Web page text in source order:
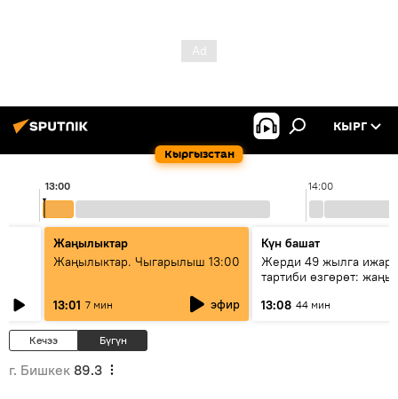
Кыргызстан
КЫРГ
14:00
13:00
Жаңылыктар
Жаңылыктар. Чыгарылыш 13:00
13:01 7 мин эфир
Күн башат
Жерди 49 жылга
тартиби өзгөрөт: жаңы
13:08 44 мин
Кечээ Бүгүн
г. Бишкек 89.3